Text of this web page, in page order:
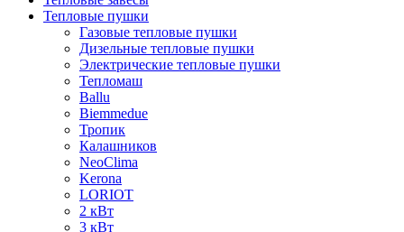
Тепловые пушки
Газовые тепловые пушки
Дизельные тепловые пушки
Электрические тепловые пушки
Тепломаш
Ballu
Biemmedue
Тропик
Калашников
NeoClima
Kerona
LORIOT
2 кВт
3 кВт